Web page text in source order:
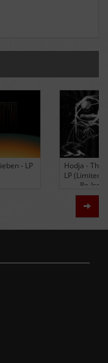
Hodja - The Band -
LP (Limited Edition